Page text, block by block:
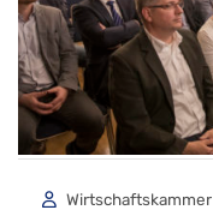
Wirtschaftskammer